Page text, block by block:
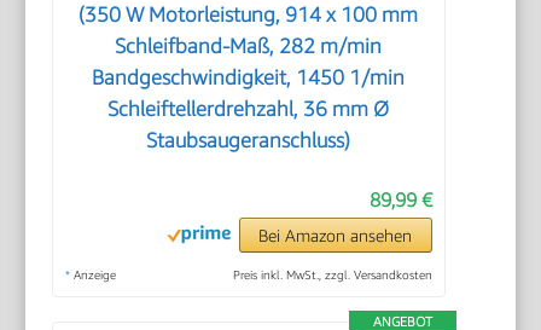
(350 W Motorleistung, 914 x 100 mm
Schleifband-Maß, 282 m/min
Bandgeschwindigkeit, 1450 1/min
Schleiftellerdrehzahl, 36 mm Ø
Staubsaugeranschluss)
89,99 €
Bei Amazon ansehen
* Anzeige Preis inkl. MwSt., zzgl. Versandkosten
ANGEBOT